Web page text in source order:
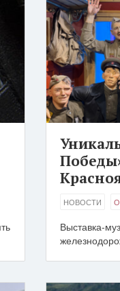
НОВОСТИ
Выставка-